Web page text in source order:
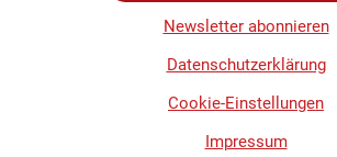
Newsletter abonnieren
Datenschutzerklärung
Cookie-Einstellungen
Impressum